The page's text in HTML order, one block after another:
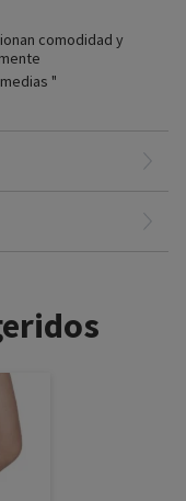
comodidad y
"
venosa
con edema